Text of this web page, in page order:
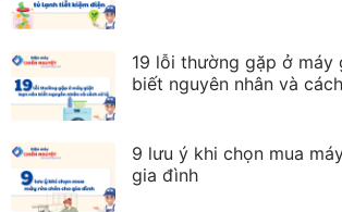
19 lỗi thường gặp ở máy
biết nguyên nhân và
9 lưu ý khi chọn mua
gia đình